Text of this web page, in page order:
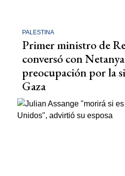
PALESTINA
Primer ministro de
conversó con
preocupación por la
Gaza